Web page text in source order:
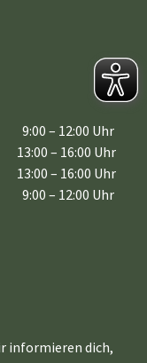
9:00 – 12:00 Uhr
13:00 – 16:00 Uhr
13:00 – 16:00 Uhr
9:00 – 12:00 Uhr
informieren dich,